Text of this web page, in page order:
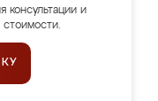
консультации и
стоимости.